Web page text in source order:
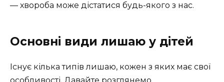
— хвороба може дістатися будь-якого з нас.
Основні види лишаю у дітей
Існує кілька типів лишаю, кожен з яких має свої